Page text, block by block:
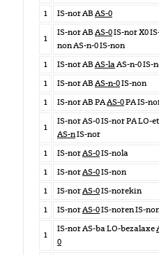
1 IS-nor AB AS-0
1
IS-nor AB AS-0IS-nor X0
non AS-n-0 IS-non
1
IS-nor AB AS-laAS-n-0 IS-
1
IS-nor AB AS-n-0IS-non
1
IS-nor AB PAAS-0PA IS-
1
IS-nor AS-0 IS-nor PA LO-
AS-nIS-nor
1
IS-norAS-0IS-nola
1
IS-norAS-0IS-non
1
IS-norAS-0IS-norekin
1
IS-norAS-0IS-noren IS-
1
IS-nor AS-ba LO-bezalaxe
0